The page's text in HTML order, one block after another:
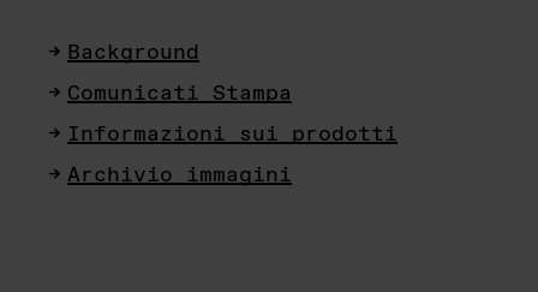
Background
Comunicati Stampa
Informazioni sui prodotti
Archivio immagini